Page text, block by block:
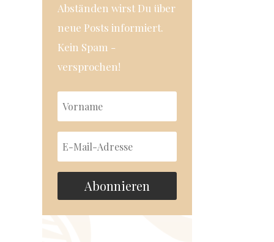
Abständen wirst Du über
neue Posts informiert.
Kein Spam -
versprochen!
Abonnieren